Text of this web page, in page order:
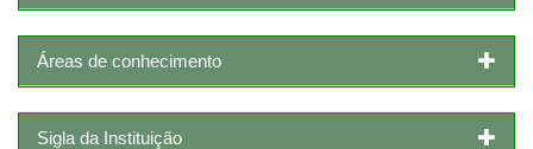
Áreas de conhecimento
Sigla da Instituição